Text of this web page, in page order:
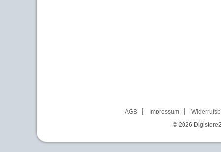
AGB Impressum
© 2026